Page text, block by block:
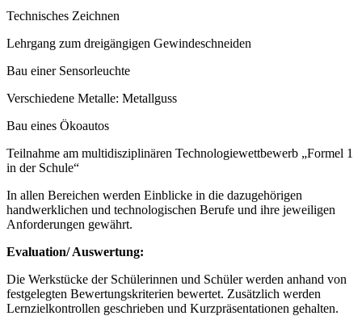
Technisches Zeichnen
Lehrgang zum dreigängigen Gewindeschneiden
Bau einer Sensorleuchte
Verschiedene Metalle: Metallguss
Bau eines Ökoautos
Teilnahme am multidisziplinären Technologiewettbewerb „Formel 1
in der Schule“
In allen Bereichen werden Einblicke in die dazugehörigen
handwerklichen und technologischen Berufe und ihre jeweiligen
Anforderungen gewährt.
Evaluation/ Auswertung:
Die Werkstücke der Schülerinnen und Schüler werden anhand von
festgelegten Bewertungskriterien bewertet. Zusätzlich werden
Lernzielkontrollen geschrieben und Kurzpräsentationen gehalten.